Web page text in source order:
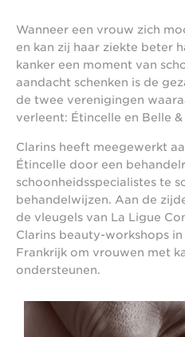
Wanneer een vrouw zich
en kan zij haar ziekte beter
kanker een moment van
aandacht schenken is de
de twee verenigingen
verleent: Étincelle en Belle &
Clarins heeft meegewerkt
Étincelle door een
schoonheidsspecialistes te
behandelwijzen. Aan de
de vleugels van La Ligue
Clarins beauty-workshops in
Frankrijk om vrouwen met
ondersteunen.